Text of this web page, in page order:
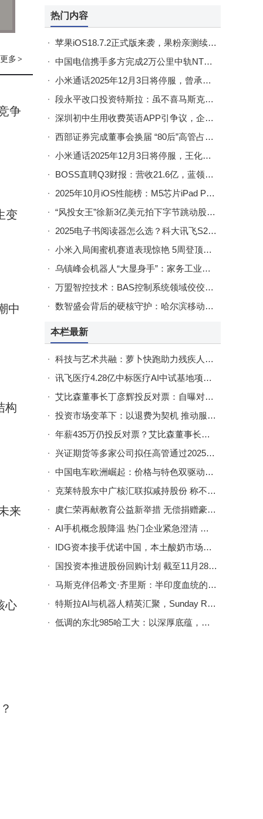
道
容
有
更多 >
争
变
中
构
来
心
热门内容
苹果iOS18.7.2正式版来袭，果粉亲测续航5G大提升，老机型值得升级
中国电信携手多方完成2万公里中轨NTN在轨试验 速率达140Mbps
小米通话2025年12月3日将停服，曾承载米粉网络沟通记忆，你用过吗？
段永平改口投资特斯拉：虽不喜马斯克品行，仍看好其十年后价值
深圳初中生用收费英语APP引争议，企业回应：定制内容不同致定价差异
西部证券完成董事会换届 “80后”高管占比半数引领管理层年轻化
​小米通话2025年12月3日将停服，王化：功能使命已完成，非小米不能通话​
BOSS直聘Q3财报：营收21.6亿，蓝领下沉市场驱动就业新趋势
2025年10月iOS性能榜：M5芯片iPad Pro强势登顶，M3款iPad Air跻身前五
“风投女王”徐新3亿美元拍下字节跳动股权 估值跃升全球第二引热议
2025电子书阅读器怎么选？科大讯飞S2与Kindle等主流品牌全方位对比
​小米入局闺蜜机赛道表现惊艳 5周登顶线上市场第四席位​
乌镇峰会机器人“大显身手”：家务工业样样行，AI应用亮点多
万盟智控技术：BAS控制系统领域佼佼者，以创新实力铸就行业典范
数智盛会背后的硬核守护：哈尔滨移动为2025全国计算机大会通信护航
本栏最新
科技与艺术共融：萝卜快跑助力残疾人艺术家“驶向”无障碍新未来
讯飞医疗4.28亿中标医疗AI中试基地项目 国产算力技术获行业认可
艾比森董事长丁彦辉投反对票：自曝对岗位薪酬不满引关注
投资市场变革下：以退费为契机 推动服务响应体系全面升级
年薪435万仍投反对票？艾比森董事长自曝对公司激励机制存不满
兴证期货等多家公司拟任高管通过2025年12月专业能力测试
中国电车欧洲崛起：价格与特色双驱动，撕开欧洲车市竞争真相
克莱特股东中广核汇联拟减持股份 称不影响公司生产经营
虞仁荣再献教育公益新举措 无偿捐赠豪威集团3060万股助力高校发展
AI手机概念股降温 热门企业紧急澄清 哪些企业与豆包合作更紧密？
IDG资本接手优诺中国，本土酸奶市场竞争加剧，未来何去何从？
国投资本推进股份回购计划 截至11月28日已回购45.61万股耗资349.93万元
马斯克伴侣希文·齐里斯：半印度血统的AI专家，与他育有多名子女
特斯拉AI与机器人精英汇聚，Sunday Robotics携家用新品Memo登场
低调的东北985哈工大：以深厚底蕴，培育出机器人领域的创业先锋